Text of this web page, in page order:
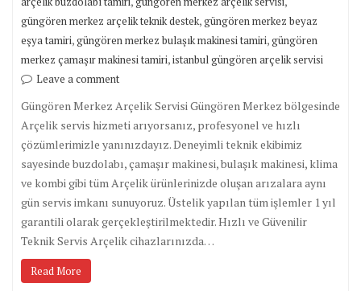
güngören merkez arçelik teknik destek,güngören merkez beyaz
eşya tamiri,güngören merkez bulaşık makinesi tamiri,güngören
merkez çamaşır makinesi tamiri,istanbul güngören arçelik servisi
Leave a comment
Güngören Merkez Arçelik Servisi Güngören Merkez bölgesinde
Arçelik servis hizmeti arıyorsanız, profesyonel ve hızlı
çözümlerimizle yanınızdayız. Deneyimli teknik ekibimiz
sayesinde buzdolabı, çamaşır makinesi, bulaşık makinesi, klima
ve kombi gibi tüm Arçelik ürünlerinizde oluşan arızalara aynı
gün servis imkanı sunuyoruz. Üstelik yapılan tüm işlemler 1 yıl
garantili olarak gerçekleştirilmektedir. Hızlı ve Güvenilir
Teknik Servis Arçelik cihazlarınızda…
Read More